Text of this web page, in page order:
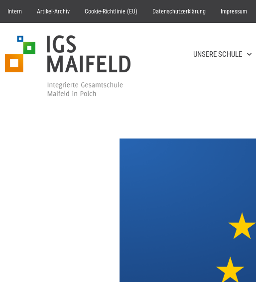
Intern Artikel-Archiv Cookie-Richtlinie (EU) Datenschutzerklärung Impressum
UNSERE SCHULE